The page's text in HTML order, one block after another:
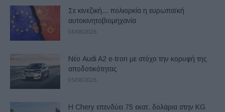
Σε κινεζική… πολιορκία η ευρωπαϊκή
αυτοκινητοβιομηχανία
06/08/2026
Νέο Audi A2 e-tron με στόχο την κορυφή της
αποδοτικότητας
05/08/2026
Η Chery επενδύει 75 εκατ. δολάρια στην KG